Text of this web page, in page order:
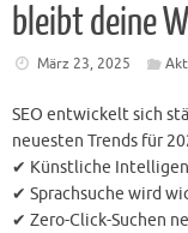
bleibt deine
März 23, 2025
SEO entwickelt sich
neuesten Trends für
✔ Künstliche
✔ Sprachsuche wird
✔ Zero-Click-Suchen